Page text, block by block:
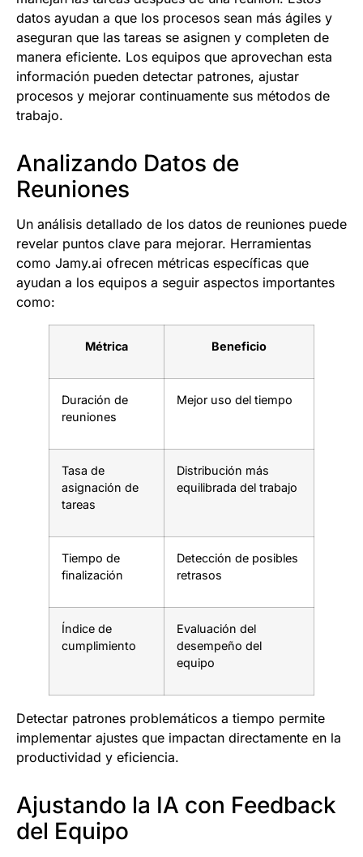
datos ayudan a que los procesos sean más ágiles y
aseguran que las tareas se asignen y completen de
manera eficiente. Los equipos que aprovechan esta
información pueden detectar patrones, ajustar
procesos y mejorar continuamente sus métodos de
trabajo.
Analizando Datos de
Reuniones
Un análisis detallado de los datos de reuniones puede
revelar puntos clave para mejorar. Herramientas
como Jamy.ai ofrecen métricas específicas que
ayudan a los equipos a seguir aspectos importantes
como:
Métrica Beneficio
Duración de
reuniones
Mejor uso del tiempo
Tasa de
asignación de
tareas
Distribución más
equilibrada del trabajo
Tiempo de
finalización
Detección de posibles
retrasos
Índice de
cumplimiento
Evaluación del
desempeño del
equipo
Detectar patrones problemáticos a tiempo permite
implementar ajustes que impactan directamente en la
productividad y eficiencia.
Ajustando la IA con Feedback
del Equipo